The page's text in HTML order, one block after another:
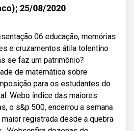
25/08/2020
06 educação, memórias
e cruzamentos átila tolentino
se faz um patrimônio?
de matemática sobre
para os estudantes do
Webo índice das maiores
o s&p 500, encerrou a semana
maior registrada desde a quebra